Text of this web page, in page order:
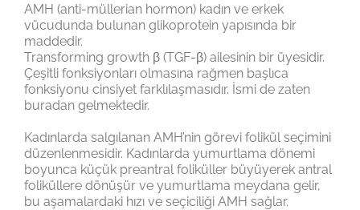
AMH (anti-müllerian hormon) kadın ve erkek
vücudunda bulunan glikoprotein yapısında bir
maddedir.
Transforming growth β (TGF-β) ailesinin bir üyesidir.
Çeşitli fonksiyonları olmasına rağmen başlıca
fonksiyonu cinsiyet farklılaşmasıdır. İsmi de zaten
buradan gelmektedir.
Kadınlarda salgılanan AMH’nin görevi folikül seçimini
düzenlenmesidir. Kadınlarda yumurtlama dönemi
boyunca küçük preantral foliküller büyüyerek antral
foliküllere dönüşür ve yumurtlama meydana gelir,
bu aşamalardaki hızı ve seçiciliği AMH sağlar.